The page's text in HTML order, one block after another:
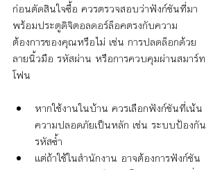
ก่อนตัดสินใจซื้อ ควรตรวจสอบว่าฟังก์ชันที่มา
พร้อมประตูดิจิตอลดอร์ล็อคตรงกับความ
ต้องการของคุณหรือไม่ เช่น การปลดล็อกด้วย
ลายนิ้วมือ รหัสผ่าน หรือการควบคุมผ่านสมาร์ท
โฟน
หากใช้งานในบ้าน ควรเลือกฟังก์ชันที่เน้น
ความปลอดภัยเป็นหลัก เช่น ระบบป้องกัน
รหัสซ้ำ
แต่ถ้าใช้ในสำนักงาน อาจต้องการฟังก์ชัน